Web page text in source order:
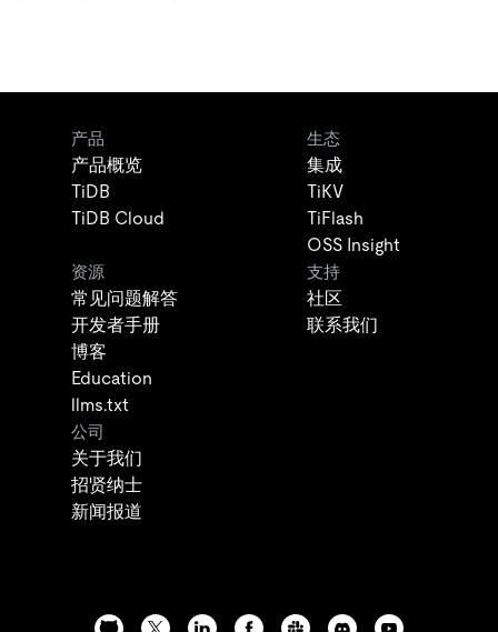
产品
产品概览
TiDB
TiDB Cloud
生态
集成
TiKV
TiFlash
OSS Insight
资源
常见问题解答
开发者手册
博客
Education
llms.txt
支持
社区
联系我们
公司
关于我们
招贤纳士
新闻报道